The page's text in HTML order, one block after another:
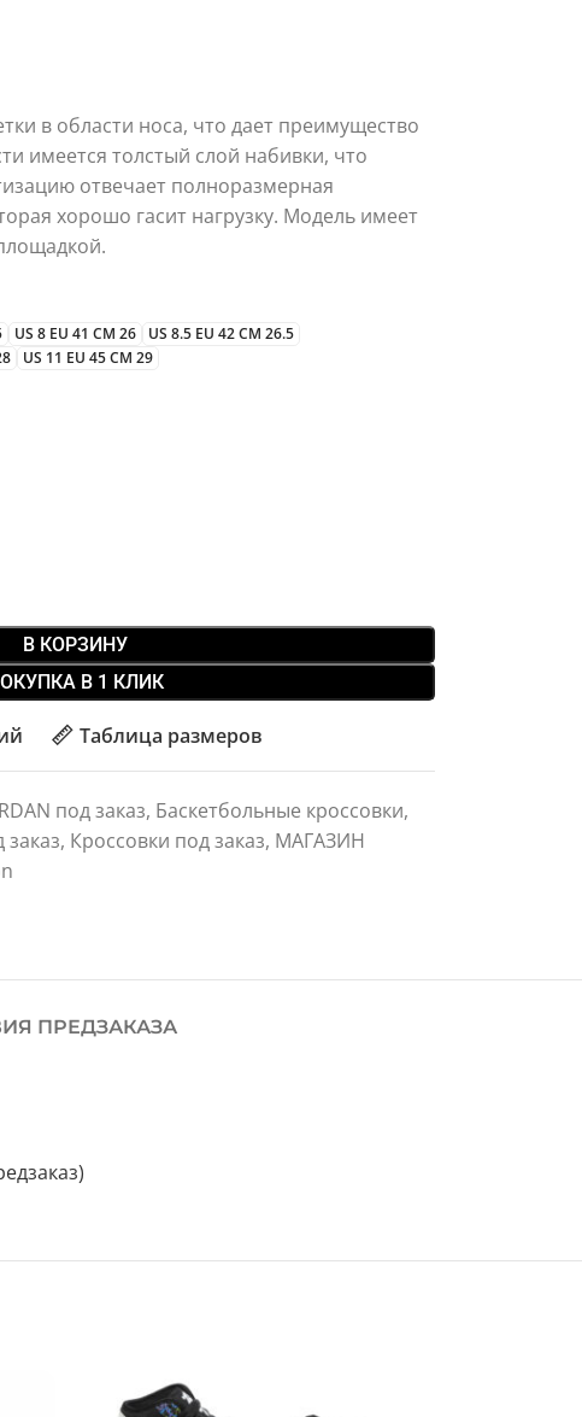
в области носа, что дает преимущество
имеется толстый слой набивки, что
отвечает полноразмерная
хорошо гасит нагрузку. Модель имеет
US 8 EU 41 CM 26
US 8.5 EU 42 CM 26.5
US 11 EU 45 CM 29
В КОРЗИНУ
В 1 КЛИК
Таблица размеров
под заказ, Баскетбольные кроссовки,
, Кроссовки под заказ, МАГАЗИН
ПРЕДЗАКАЗА